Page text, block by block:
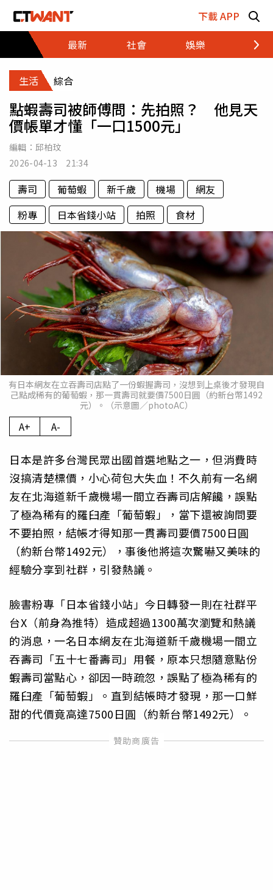
下載 APP
最新
社會 娛樂 財經
生活 綜合
點蝦壽司被師傅問：先拍照？ 他見天
價帳單才懂「一口1500元」
編輯： 邱柏玟
2026-04-13 21:34
壽司 葡萄蝦 新千歲 機場
網友
粉專
日本省錢小站 拍照 食材
有日本網友在立吞壽司店點了一份蝦握壽司，沒想到上桌後才發現自
己點成稀有的葡萄蝦，那一貫壽司就要價7500日圓（約新台幣1492
元）。（示意圖／photoAC）
A+ A-
日本是許多台灣民眾出國首選地點之一，但消費時
沒搞清楚標價，小心荷包大失血！不久前有一名網
友在北海道新千歲機場一間立吞壽司店解饞，誤點
了極為稀有的羅臼產「葡萄蝦」，當下還被詢問要
不要拍照，結帳才得知那一貫壽司要價7500日圓
（約新台幣1492元），事後他將這次驚嚇又美味的
經驗分享到社群，引發熱議。
臉書粉專「日本省錢小站」今日轉發一則在社群平
台X（前身為推特）造成超過1300萬次瀏覽和熱議
的消息，一名日本網友在北海道新千歲機場一間立
吞壽司「五十七番壽司」用餐，原本只想隨意點份
蝦壽司當點心，卻因一時疏忽，誤點了極為稀有的
羅臼產「葡萄蝦」。直到結帳時才發現，那一口鮮
甜的代價竟高達7500日圓（約新台幣1492元）。